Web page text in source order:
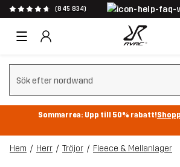
(845 834)
Rensa sök
Sommarrea: Upp till 50% rabatt!
Hem Herr Tröjor Fleece & Mellanlager